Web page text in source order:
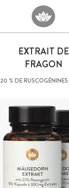
EXTRAIT DE
FRAGON
20 % DE RUSCOGÉNINES